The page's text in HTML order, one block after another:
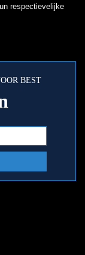
respectievelijke
BEST